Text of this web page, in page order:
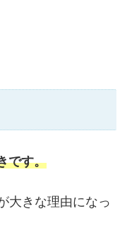
です。
大きな理由になっ